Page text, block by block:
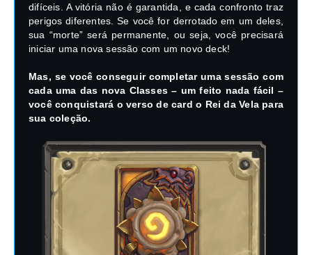
difíceis. A vitória não é garantida, e cada confronto traz
perigos diferentes. Se você for derrotado em um deles,
sua “morte” será permanente, ou seja, você precisará
iniciar uma nova sessão com um novo deck!
Mas, se você conseguir completar uma sessão com
cada uma das nova Classes – um feito nada fácil –
você conquistará o verso de card o Rei da Vela para
sua coleção.